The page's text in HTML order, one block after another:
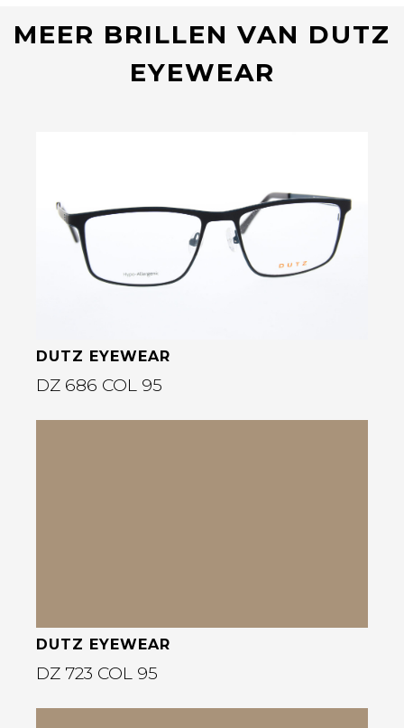
MEER BRILLEN VAN DUTZ
EYEWEAR
DUTZ EYEWEAR
DZ 686 COL 95
DUTZ EYEWEAR
DZ 723 COL 95